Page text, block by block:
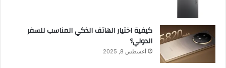
كيفية اختيار الهاتف الذكي المناسب للسفر
الدولي؟
أغسطس 8, 2025